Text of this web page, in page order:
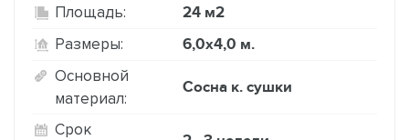
Площадь: 24 м2
Размеры: 6,0х4,0 м.
Основной
материал:
Сосна к. сушки
Срок